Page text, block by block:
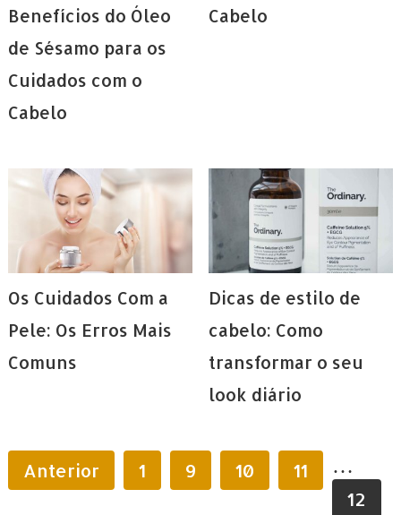
Benefícios do Óleo
de Sésamo para os
Cuidados com o
Cabelo
Cabelo
Os Cuidados Com a
Pele: Os Erros Mais
Comuns
Dicas de estilo de
cabelo: Como
transformar o seu
look diário
Anterior 1 …
9 10
11
12